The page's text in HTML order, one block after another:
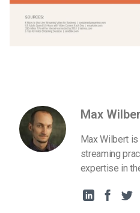
Max
Max Wilbert
streaming
expertise in